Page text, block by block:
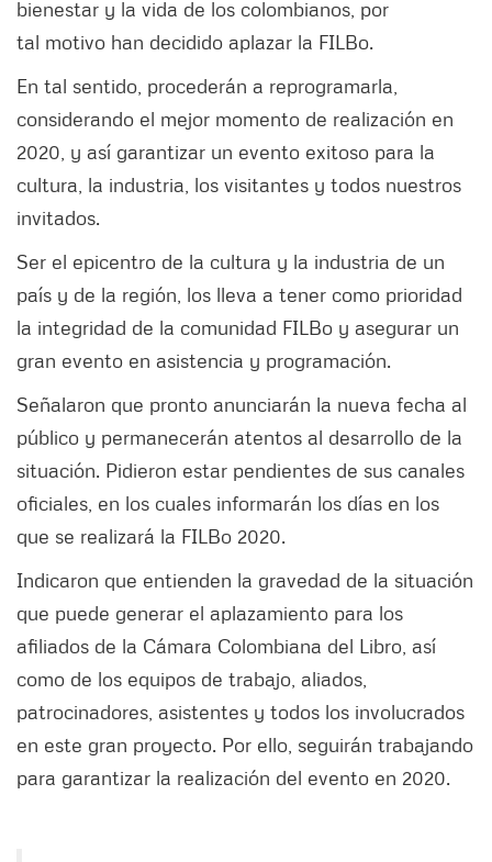
bienestar y la vida de los colombianos, por
tal motivo han decidido aplazar la FILBo.
En tal sentido, procederán a reprogramarla,
considerando el mejor momento de realización en
2020, y así garantizar un evento exitoso para la
cultura, la industria, los visitantes y todos nuestros
invitados.
Ser el epicentro de la cultura y la industria de un
país y de la región, los lleva a tener como prioridad
la integridad de la comunidad FILBo y asegurar un
gran evento en asistencia y programación.
Señalaron que pronto anunciarán la nueva fecha al
público y permanecerán atentos al desarrollo de la
situación. Pidieron estar pendientes de sus canales
oficiales, en los cuales informarán los días en los
que se realizará la FILBo 2020.
Indicaron que entienden la gravedad de la situación
que puede generar el aplazamiento para los
afiliados de la Cámara Colombiana del Libro, así
como de los equipos de trabajo, aliados,
patrocinadores, asistentes y todos los involucrados
en este gran proyecto. Por ello, seguirán trabajando
para garantizar la realización del evento en 2020.